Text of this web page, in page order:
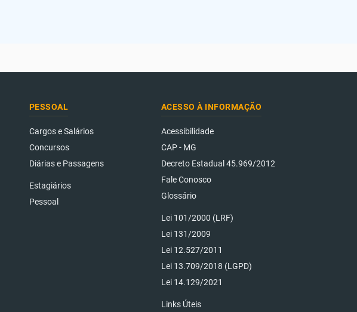
PESSOAL
Cargos e Salários
Concursos
Diárias e Passagens
Estagiários
Pessoal
ACESSO À INFORMAÇÃO
Acessibilidade
CAP - MG
Decreto Estadual 45.969/2012
Fale Conosco
Glossário
Lei 101/2000 (LRF)
Lei 131/2009
Lei 12.527/2011
Lei 13.709/2018 (LGPD)
Lei 14.129/2021
Links Úteis